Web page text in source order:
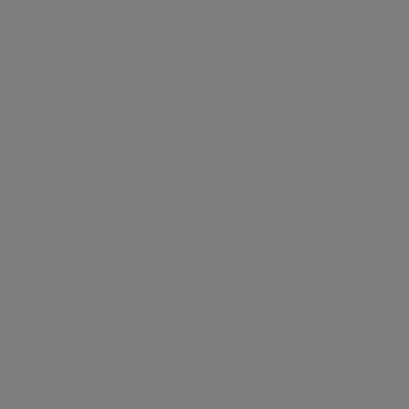
40°
par une finition partielle en fûts
réservés aux grands cognacs.
Speyside une richesse aromatique
tout en préservant la fraîcheur